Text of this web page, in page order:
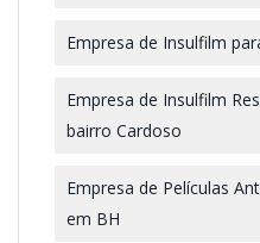
Empresa de Insulfilm
Empresa de Insulfilm
bairro Cardoso
Empresa de Películas
em BH